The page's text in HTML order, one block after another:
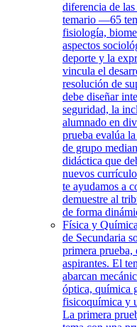
diferencia de
temario —65
fisiología,
aspectos
deporte y la
vincula el
resolución de
debe diseñar
seguridad, la
alumnado en
prueba evalúa
de grupo
didáctica que
nuevos
te ayudamos a
demuestre al
de forma
Física y Química
de Secundaria
primera prueba,
aspirantes. El
abarcan
óptica, química
fisicoquímica y
La primera